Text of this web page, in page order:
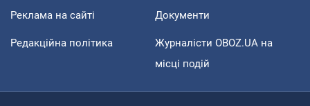
Реклама на сайті Документи
Редакційна політика
Журналісти OBOZ.UA на
місці подій